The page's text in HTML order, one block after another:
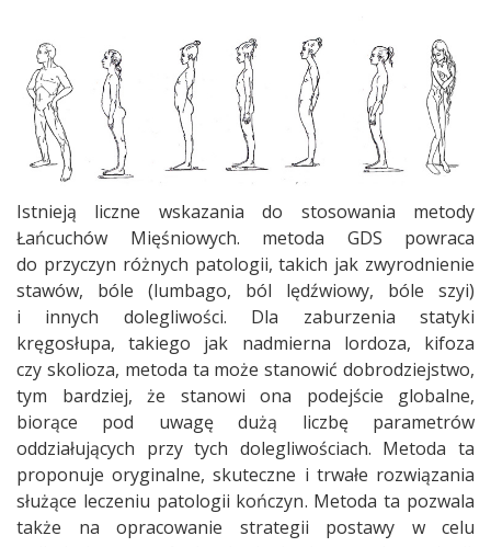
Istnieją liczne wskazania do stosowania metody
Łańcuchów Mięśniowych. metoda GDS powraca
do przyczyn różnych patologii, takich jak zwyrodnienie
stawów, bóle (lumbago, ból lędźwiowy, bóle szyi)
i innych dolegliwości. Dla zaburzenia statyki
kręgosłupa, takiego jak nadmierna lordoza, kifoza
czy skolioza, metoda ta może stanowić dobrodziejstwo,
tym bardziej, że stanowi ona podejście globalne,
biorące pod uwagę dużą liczbę parametrów
oddziałujących przy tych dolegliwościach. Metoda ta
proponuje oryginalne, skuteczne i trwałe rozwiązania
służące leczeniu patologii kończyn. Metoda ta pozwala
także na opracowanie strategii postawy w celu